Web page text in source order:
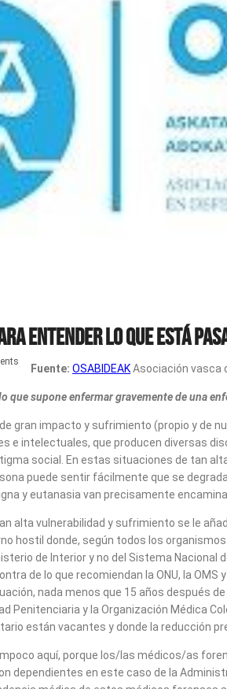
entender lo que está
Fuente: OSABIDEAKAsociación vasca
que supone enfermar gravemente de una
gran impacto y sufrimiento (propio y de
e intelectuales, que producen diversas
social. En estas situaciones de tan
puede sentir fácilmente que se
y eutanasia van precisamente
alta vulnerabilidad y sufrimiento se le
hostil donde, según todos los
de Interior y no del Sistema
de lo que recomiendan la ONU, la
nada menos que 15 años después
Penitenciaria y la Organización Médica
están vacantes y donde la reducción
aquí, porque los/las médicos/as
dependientes en este caso de la